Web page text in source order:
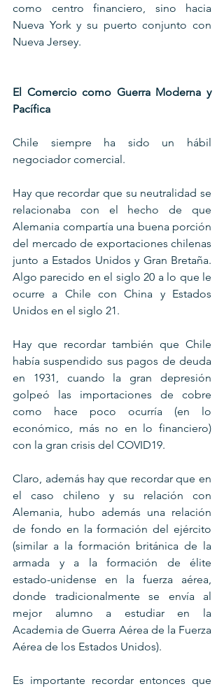
como centro financiero, sino hacia
Nueva York y su puerto conjunto con
Nueva Jersey.
El Comercio como Guerra Moderna y
Pacífica
Chile siempre ha sido un hábil
negociador comercial.
Hay que recordar que su neutralidad se
relacionaba con el hecho de que
Alemania compartía una buena porción
del mercado de exportaciones chilenas
junto a Estados Unidos y Gran Bretaña.
Algo parecido en el siglo 20 a lo que le
ocurre a Chile con China y Estados
Unidos en el siglo 21.
Hay que recordar también que Chile
había suspendido sus pagos de deuda
en 1931, cuando la gran depresión
golpeó las importaciones de cobre
como hace poco ocurría (en lo
económico, más no en lo financiero)
con la gran crisis del COVID19.
Claro, además hay que recordar que en
el caso chileno y su relación con
Alemania, hubo además una relación
de fondo en la formación del ejército
(similar a la formación británica de la
armada y a la formación de élite
estado-unidense en la fuerza aérea,
donde tradicionalmente se envía al
mejor alumno a estudiar en la
Academia de Guerra Aérea de la Fuerza
Aérea de los Estados Unidos).
Es importante recordar entonces que